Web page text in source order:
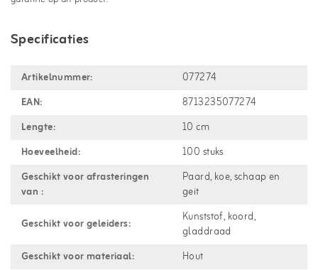
Specificaties
Artikelnummer:
077274
EAN:
8713235077274
Lengte:
10 cm
Hoeveelheid:
100 stuks
Geschikt voor afrasteringen
van :
Paard, koe, schaap en
geit
Geschikt voor geleiders:
Kunststof, koord,
gladdraad
Geschikt voor materiaal:
Hout